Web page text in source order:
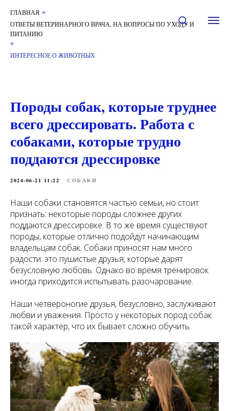
ГЛАВНАЯ »
ОТВЕТЫ ВЕТЕРИНАРНОГО ВРАЧА, НА ВОПРОСЫ ПО УХОДУ И
ПИТАНИЮ
»
ИНТЕРЕСНОЕ О ЖИВОТНЫХ
Породы собак, которые труднее
всего дрессировать. Работа с
собаками, которые трудно
поддаются дрессировке
2024-06-21 11:22 СОБАКИ
Наши собаки становятся частью семьи, но стоит
признать: некоторые породы сложнее других
поддаются дрессировке. В то же время существуют
породы, которые отлично подойдут начинающим
владельцам собак. Собаки приносят нам много
радости: это пушистые друзья, которые дарят
безусловную любовь. Однако во время тренировок
иногда приходится испытывать разочарование.
Наши четвероногие друзья, безусловно, заслуживают
любви и уважения. Просто у некоторых пород собак
такой характер, что их бывает сложно обучить.